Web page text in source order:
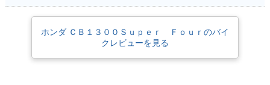
ホンダ ＣＢ１３００Ｓｕｐｅｒ Ｆｏｕｒのバイ
クレビューを見る